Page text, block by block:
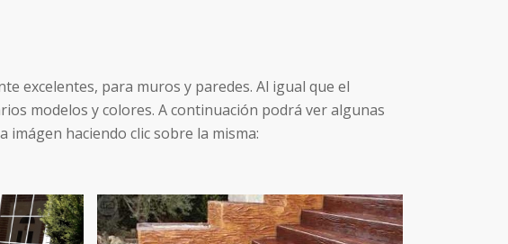
excelentes, para muros y paredes. Al igual que el
modelos y colores. A continuación podrá ver algunas
haciendo clic sobre la misma: